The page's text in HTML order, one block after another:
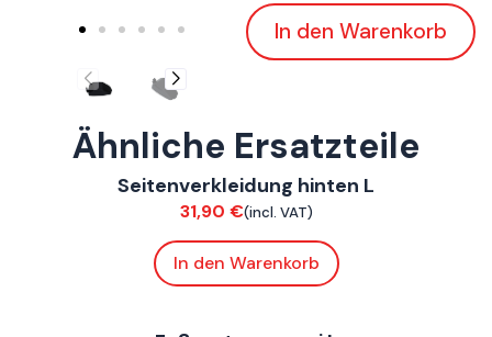
In den Warenkorb
Ähnliche Ersatzteile
Verkleidung
ConnE
Seitenverkleidung hinten L
31,90 €(incl. VAT)
In den Warenkorb